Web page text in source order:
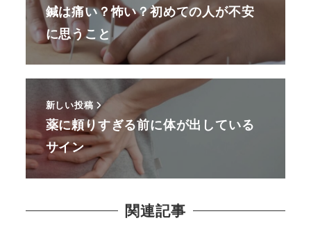
鍼は痛い？怖い？初めての人が不安
に思うこと
新しい投稿
薬に頼りすぎる前に体が出している
サイン
関連記事